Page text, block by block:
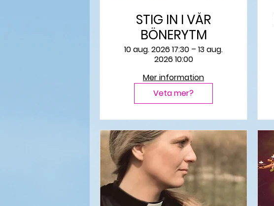
STIG IN I VÅR
BÖNERYTM
10 aug. 2026 17:30 – 13 aug.
2026 10:00
Mer information
Veta mer?